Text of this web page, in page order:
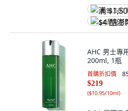
满 $1,500
$4 酷澎幣
AHC 男士專
200ml, 1瓶
首購折扣價
$219
($10.95/10ml)